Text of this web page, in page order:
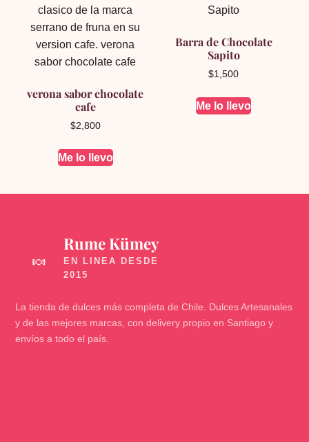
verona sabor chocolate
cafe
$2,800
Me lo llevo
Barra de Chocolate
Sapito
$1,500
Me lo llevo
🍬
Rume Kümey
La tienda de dulces más completa de Chile. Dulces Artesanales
y de las mejores marcas, con delivery propio en Santiago y
envíos a todo el país.